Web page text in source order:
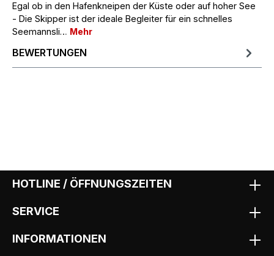
Egal ob in den Hafenkneipen der Küste oder auf hoher See
- Die Skipper ist der ideale Begleiter für ein schnelles
Seemannsli… Mehr
BEWERTUNGEN
HOTLINE / ÖFFNUNGSZEITEN
SERVICE
INFORMATIONEN